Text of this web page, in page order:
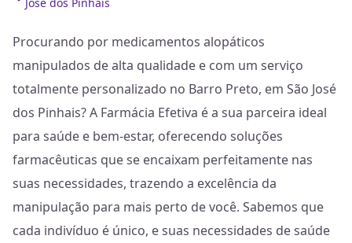
Procurando por medicamentos alopáticos
manipulados de alta qualidade e com um serviço
totalmente personalizado no Barro Preto, em São José
dos Pinhais? A Farmácia Efetiva é a sua parceira ideal
para saúde e bem-estar, oferecendo soluções
farmacêuticas que se encaixam perfeitamente nas
suas necessidades, trazendo a excelência da
manipulação para mais perto de você. Sabemos que
cada indivíduo é único, e suas necessidades de saúde